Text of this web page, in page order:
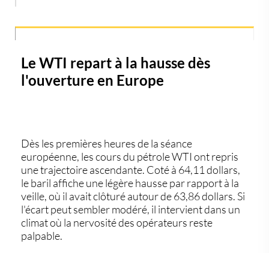
Le WTI repart à la hausse dès
l'ouverture en Europe
Dès les premières heures de la séance
européenne, les cours du pétrole WTIont repris
une trajectoire ascendante. Coté à 64,11 dollars,
le baril affiche une légère hausse par rapport à la
veille, où il avait clôturé autour de63,86 dollars. Si
l'écart peut sembler modéré, il intervient dans un
climat où la nervosité des opérateurs reste
palpable.